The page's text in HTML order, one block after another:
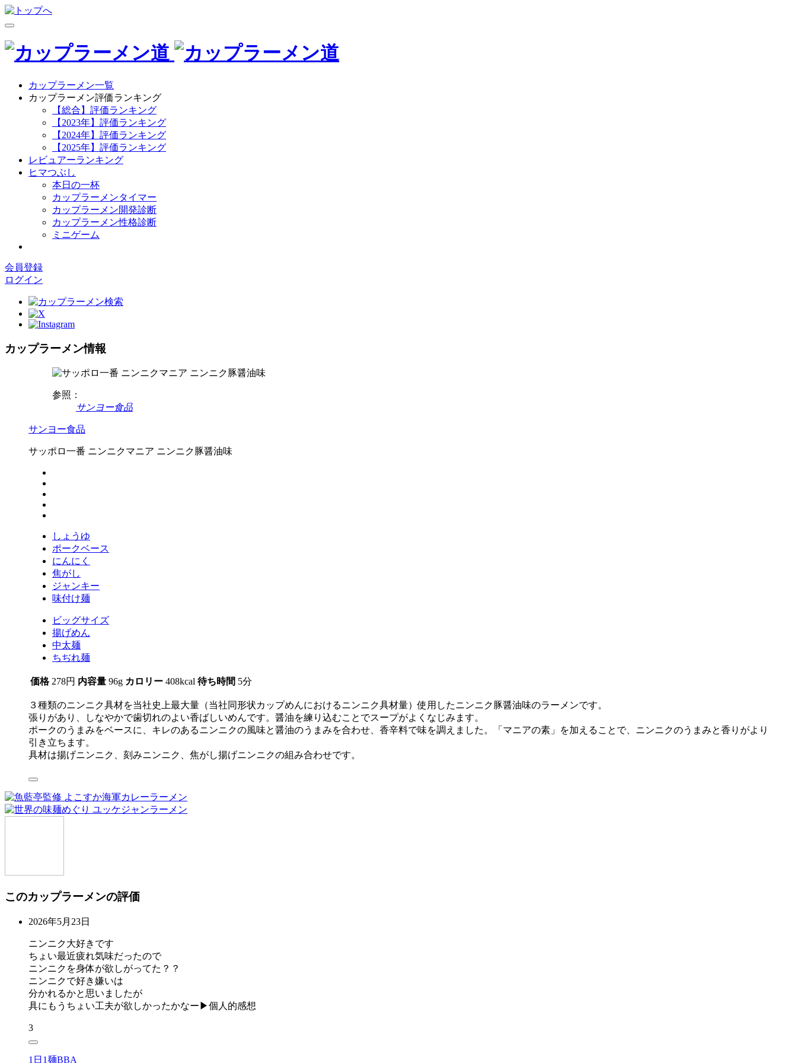
カップラーメン一覧
カップラーメン評価ランキング
【総合】評価ランキング
【2023年】評価ランキング
【2024年】評価ランキング
【2025年】評価ランキング
レビュアーランキング
ヒマつぶし
本日の一杯
カップラーメンタイマー
カップラーメン開発診断
カップラーメン性格診断
ミニゲーム
会員登録
ログイン
カップラーメン情報
参照：
サンヨー食品
サンヨー食品
サッポロ一番 ニンニクマニア ニンニク豚醤油味
しょうゆ
ポークベース
にんにく
焦がし
ジャンキー
味付け麺
ビッグサイズ
揚げめん
中太麺
ちぢれ麺
価格 278円 内容量 96g カロリー 408kcal 待ち時間 5分
３種類のニンニク具材を当社史上最大量（当社同形状カップめんにおけるニンニク具材量）使用したニンニク豚醤油味のラーメンです。
張りがあり、しなやかで歯切れのよい香ばしいめんです。醤油を練り込むことでスープがよくなじみます。
ポークのうまみをベースに、キレのあるニンニクの風味と醤油のうまみを合わせ、香辛料で味を調えました。「マニアの素」を加えることで、ニンニクのうまみと香りがより
引き立ちます。
具材は揚げニンニク、刻みニンニク、焦がし揚げニンニクの組み合わせです。
このカップラーメンの評価
2026年5月23日
ニンニク大好きです
ちょい最近疲れ気味だったので
ニンニクを身体が欲しがってた？？
ニンニクで好き嫌いは
分かれるかと思いましたが
具にもうちょい工夫が欲しかったかなー▶︎個人的感想
3
1日1麺BBA